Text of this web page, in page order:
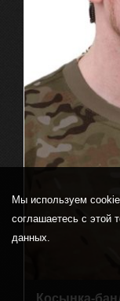
Мы используем
соглашаетесь с этой
данных.